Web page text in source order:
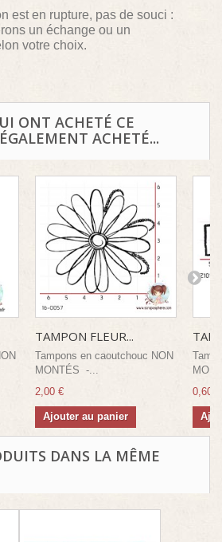
est en rupture, pas de souci :
un échange ou un
votre choix.
ONT ACHETÉ CE
ACHETÉ...
TAMPON FLEUR...
Tampons en caoutchouc NON
MONTÉS -...
2,00 €
Ajouter au panier
0,60 €
DANS LA MÊME